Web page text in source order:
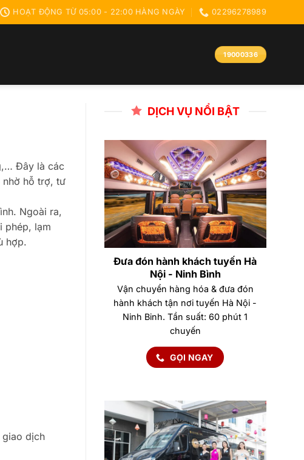
HOẠT ĐỘNG TỪ 05:00 - 22:00 HÀNG NGÀY 02296278989
19000336
Đây là các
hỗ trợ, tư
Ngoài ra,
phép, lạm
hợp.
giao dịch
DỊCH VỤ NỔI BẬT
Đưa đón hành khách tuyến Hà
Nội - Ninh Bình
Vận chuyển hàng hóa & đưa đón
hành khách tận nơi tuyến Hà Nội -
Ninh Binh. Tần suất: 60 phút 1
chuyến
GỌI NGAY